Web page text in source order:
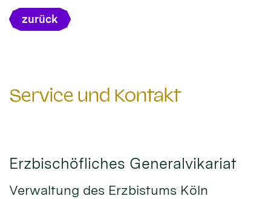
zurück
Service und Kontakt
Erzbischöfliches Generalvikariat
Verwaltung des Erzbistums Köln